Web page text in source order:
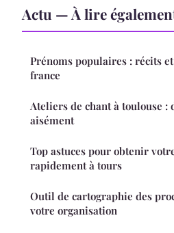
Actu — À lire
Prénoms populaires : récits
france
Ateliers de chant à toulouse :
aisément
Top astuces pour obtenir
rapidement à tours
Outil de cartographie des
votre organisation